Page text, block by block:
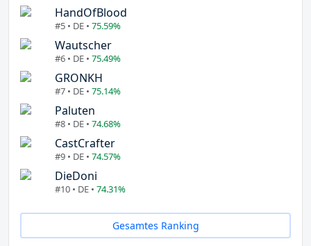
HandOfBlood
#5 • DE • 75.59%
Wautscher
#6 • DE • 75.49%
GRONKH
#7 • DE • 75.14%
Paluten
#8 • DE • 74.68%
CastCrafter
#9 • DE • 74.57%
DieDoni
#10 • DE • 74.31%
Gesamtes Ranking